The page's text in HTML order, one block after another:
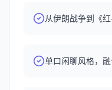
从伊朗战争到《
单口闲聊风格，